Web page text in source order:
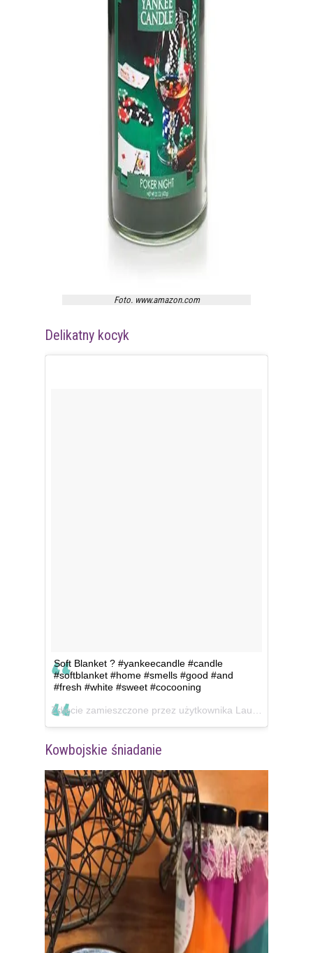
Foto. www.amazon.com
Delikatny kocyk
Soft Blanket ? #yankeecandle #candle
#softblanket #home #smells #good #and
#fresh #white #sweet #cocooning
Zdjęcie zamieszczone przez użytkownika Laurine
Kowbojskie śniadanie